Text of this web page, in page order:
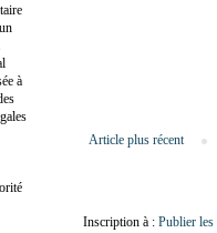
Article plus récent
Inscription à : Publier
à